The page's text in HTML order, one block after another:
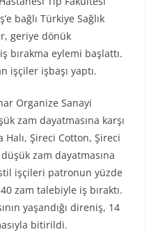
bağlı Türkiye Sağlık
geriye dönük
bırakma eylemi başlattı.
işçiler işbaşı yaptı.
Organize Sanayi
zam dayatmasına karşı
Şireci Cotton, Şireci
zam dayatmasına
işçileri patronun yüzde
zam talebiyle iş bıraktı.
yaşandığı direniş, 14
bitirildi.